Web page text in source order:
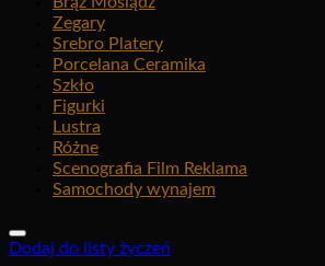
Zegary
Srebro Platery
Porcelana Ceramika
Szkło
Figurki
Lustra
Różne
Scenografia Film Reklama
Samochody wynajem
Dodaj do listy życzeń